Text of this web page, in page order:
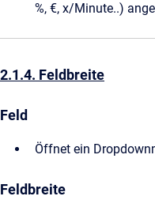
%, €, x/Minute..)
2.1.4. Feldbreite
Feld
Öffnet ein
Feldbreite